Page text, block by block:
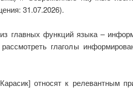
31.07.2026).
главных функций языка –
глаголы
относят к релевантным